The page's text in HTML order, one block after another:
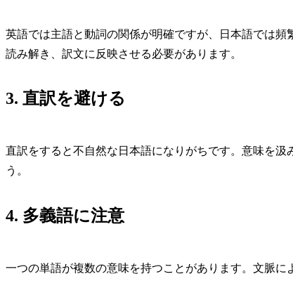
英語では主語と動詞の関係が明確ですが、日本語では
読み解き、訳文に反映させる必要があります。
3. 直訳を避ける
直訳をすると不自然な日本語になりがちです。意味を
う。
4. 多義語に注意
一つの単語が複数の意味を持つことがあります。文脈に